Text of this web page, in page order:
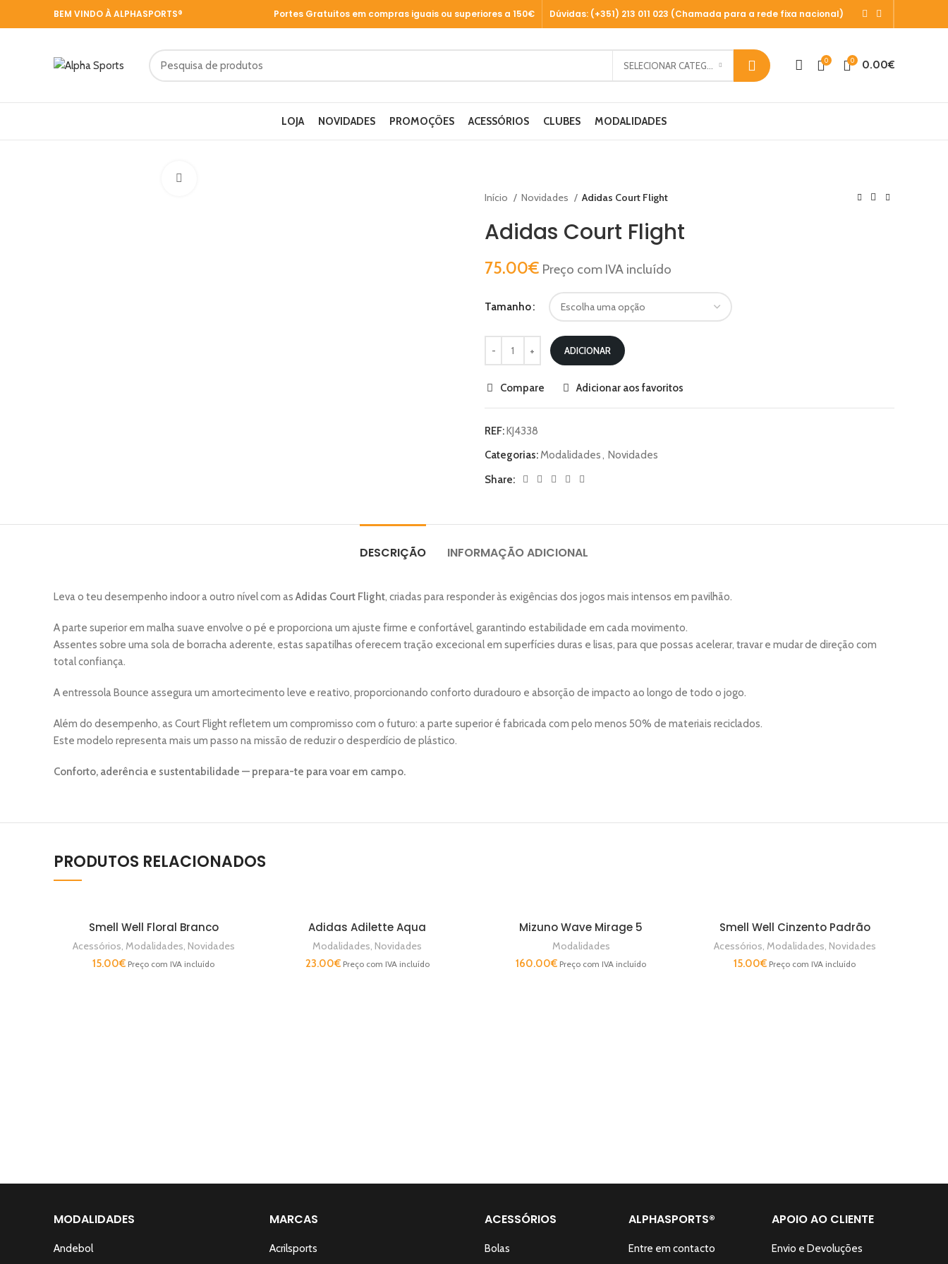
BEM VINDO À ALPHASPORTS® Portes Gratuitos em compras iguais ou superiores a 150€ Dúvidas: (+351) 213 011 023 (Chamada para a rede fixa nacional)
0 0 0.00€
LOJA NOVIDADES PROMOÇÕES ACESSÓRIOS CLUBES MODALIDADES
Início Novidades Adidas Court Flight
Adidas Court Flight
75.00€ Preço com IVA incluído
Tamanho
ADICIONAR
Compare Adicionar aos favoritos
REF:KJ4338
Categorias:Modalidades, Novidades
Share:
DESCRIÇÃO INFORMAÇÃO ADICIONAL
Leva o teu desempenho indoor a outro nível com asAdidas Court Flight, criadas para responder às exigências dos jogos mais intensos em pavilhão.
A parte superior em malha suave envolve o pé e proporciona um ajuste firme e confortável, garantindo estabilidade em cada movimento.
Assentes sobre uma sola de borracha aderente, estas sapatilhas oferecem tração excecional em superfícies duras e lisas, para que possas acelerar, travar e mudar de direção com
total confiança.
A entressola Bounce assegura um amortecimento leve e reativo, proporcionando conforto duradouro e absorção de impacto ao longo de todo o jogo.
Além do desempenho, as Court Flight refletem um compromisso com o futuro: a parte superior é fabricada com pelo menos 50% de materiais reciclados.
Este modelo representa mais um passo na missão de reduzir o desperdício de plástico.
Conforto, aderência e sustentabilidade — prepara-te para voar em campo.
PRODUTOS RELACIONADOS
ADICIONAR
Smell Well Floral Branco
Acessórios, Modalidades, Novidades
15.00€ Preço com IVA incluído
VER OPÇÕES
Adidas Adilette Aqua
Modalidades, Novidades
23.00€ Preço com IVA incluído
VER OPÇÕES
Mizuno Wave Mirage 5
Modalidades
160.00€ Preço com IVA incluído
ADICIONAR
Smell Well Cinzento Padrão
Acessórios, Modalidades, Novidades
15.00€ Preço com IVA incluído
MODALIDADES
Andebol
MARCAS
Acrilsports
ACESSÓRIOS
Bolas
ALPHASPORTS®
Entre em contacto
APOIO AO CLIENTE
Envio e Devoluções